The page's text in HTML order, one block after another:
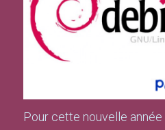
Pour cette nouvelle année